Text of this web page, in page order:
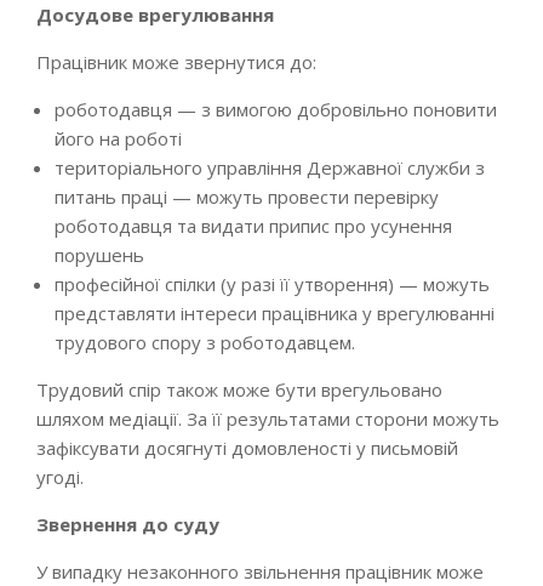
Досудове врегулювання
Працівник може звернутися до:
роботодавця — з вимогою добровільно поновити
його на роботі
територіального управління Державної служби з
питань праці — можуть провести перевірку
роботодавця та видати припис про усунення
порушень
професійної спілки (у разі її утворення) — можуть
представляти інтереси працівника у врегулюванні
трудового спору з роботодавцем.
Трудовий спір також може бути врегульовано
шляхом медіації. За її результатами сторони можуть
зафіксувати досягнуті домовленості у письмовій
угоді.
Звернення до суду
У випадку незаконного звільнення працівник може